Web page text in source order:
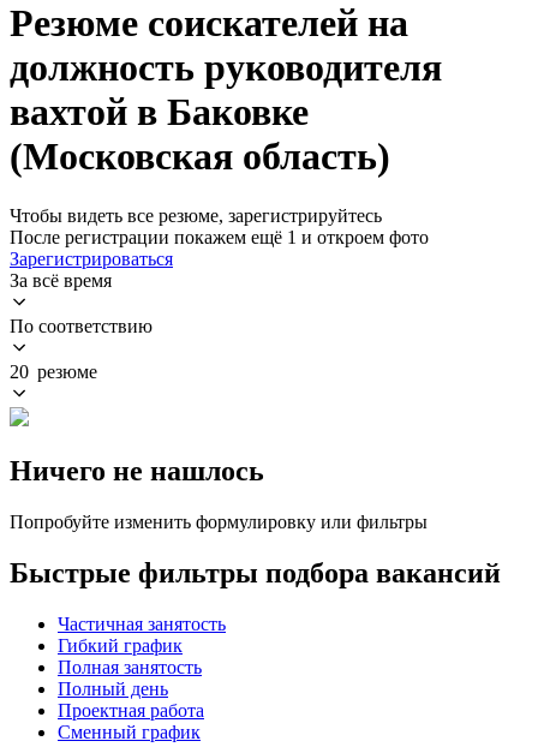
Резюме соискателей на
должность руководителя
вахтой в Баковке
(Московская область)
Чтобы видеть все резюме, зарегистрируйтесь
После регистрации покажем ещё 1 и откроем фото
Зарегистрироваться
За всё время
По соответствию
20 резюме
Ничего не нашлось
Попробуйте изменить формулировку или фильтры
Быстрые фильтры подбора вакансий
Частичная занятость
Гибкий график
Полная занятость
Полный день
Проектная работа
Сменный график